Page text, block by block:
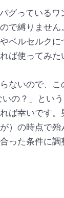
グっているワ
で縛りません
やベルセルク
ば使ってみた
ないので、こ
の？」とい
ば幸いです
）の時点で
った条件に